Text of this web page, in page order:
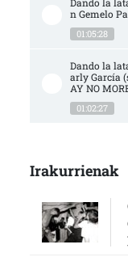
Dando la
n Gemelo
01:05:28
Dando la
arly García
AY NO
01:02:27
Irakurrienak